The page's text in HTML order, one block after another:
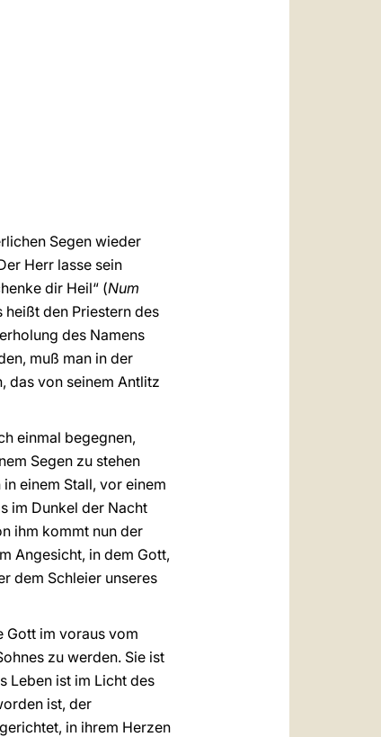
Segen wieder
Herr lasse sein
dir Heil“ (Num
den Priestern des
des Namens
muß man in der
das von seinem Antlitz
einmal begegnen,
Segen zu stehen
einem Stall, vor einem
im Dunkel der Nacht
ihm kommt nun der
Angesicht, in dem Gott,
dem Schleier unseres
Gott im voraus vom
zu werden. Sie ist
Leben ist im Licht des
ist, der
in ihrem Herzen